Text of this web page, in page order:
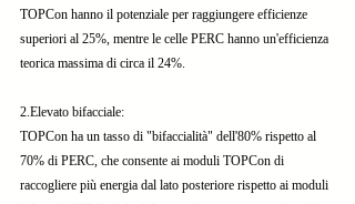
TOPCon hanno il potenziale per raggiungere efficienze
superiori al 25%, mentre le celle PERC hanno un'efficienza
teorica massima di circa il 24%.
2.Elevato bifacciale:
TOPCon ha un tasso di "bifaccialità" dell'80% rispetto al
70% di PERC, che consente ai moduli TOPCon di
raccogliere più energia dal lato posteriore rispetto ai moduli